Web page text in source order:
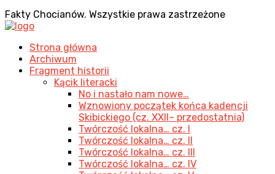
Fakty Chocianów. Wszystkie prawa zastrzeżone
Strona główna
Archiwum
Fragment historii
Kącik literacki
No i nastało nam nowe…
Wznowiony początek końca kadencji
Skibickiego (cz. XXII– przedostatnia)
Twórczość lokalna… cz. I
Twórczość lokalna… cz. II
Twórczość lokalna… cz. III
Twórczość lokalna… cz. IV